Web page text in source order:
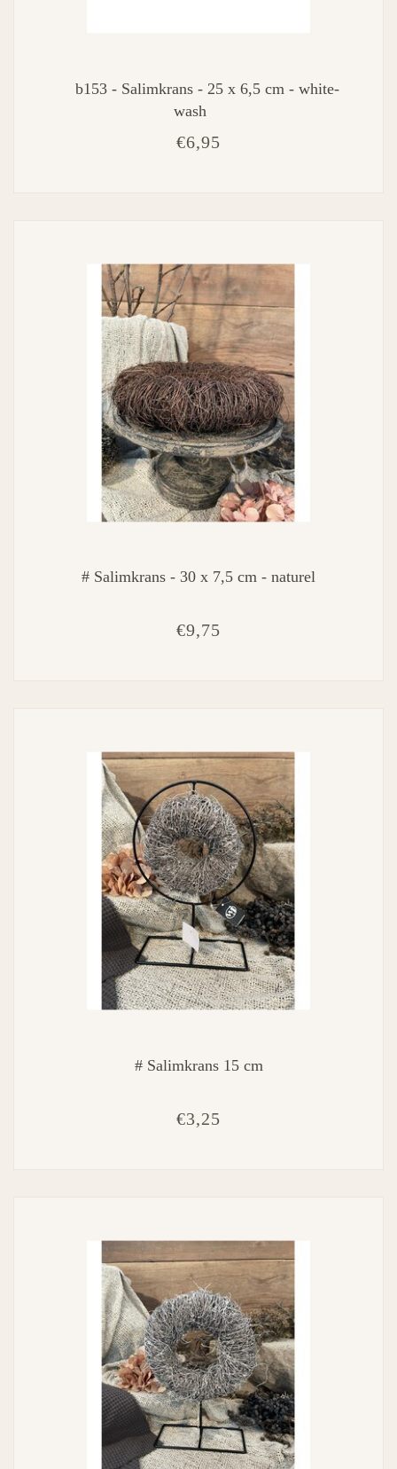
b153 - Salimkrans - 25 x 6,5 cm - white-
wash
€6,95
# Salimkrans - 30 x 7,5 cm - naturel
€9,75
# Salimkrans 15 cm
€3,25